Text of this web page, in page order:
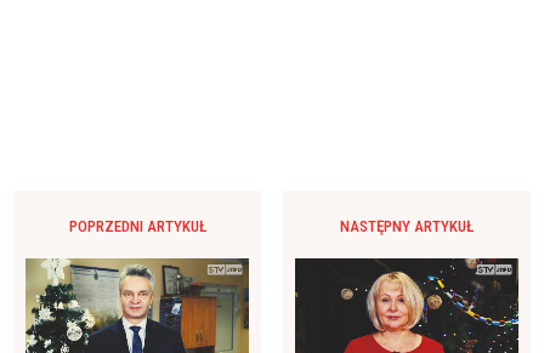
POPRZEDNI ARTYKUŁ NASTĘPNY ARTYKUŁ